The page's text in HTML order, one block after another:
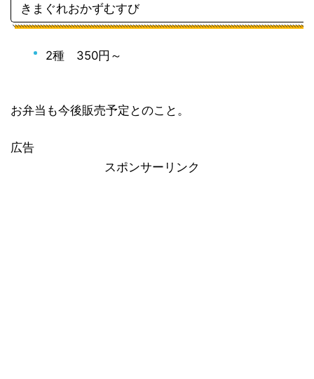
きまぐれおかずむすび
2種 350円～
お弁当も今後販売予定とのこと。
広告
スポンサーリンク